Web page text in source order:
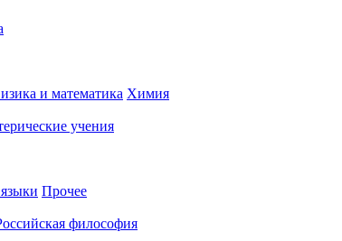
и математика Химия
учения
Прочее
философия